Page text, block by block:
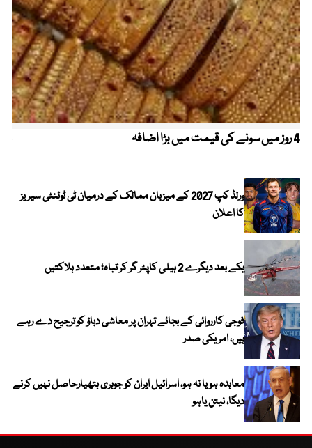
4 روز میں سونے کی قیمت میں بڑا اضافہ
ورلڈ کپ 2027 کے میزبان ممالک کے درمیان ٹی ٹوئنٹی سیریز
کا اعلان
یکے بعد دیگرے 2 ہیلی کاپٹر گر کر تباہ؛ متعدد ہلاکتیں
فوجی کارروائی کے بجائے تہران پر معاشی دباؤ کو ترجیح دے رہے
ہیں، امریکی صدر
معاہدہ ہو یا نہ ہو، اسرائیل ایران کو جوہری ہتھیارحاصل نہیں کرنے
دیگا، نیتن یاہو